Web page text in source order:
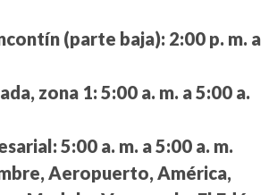
(parte baja): 2:00 p. m. a
zona 1: 5:00 a. m. a 5:00 a.
5:00 a. m. a 5:00 a. m.
Aeropuerto, América,